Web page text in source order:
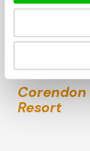
Corendon
Resort